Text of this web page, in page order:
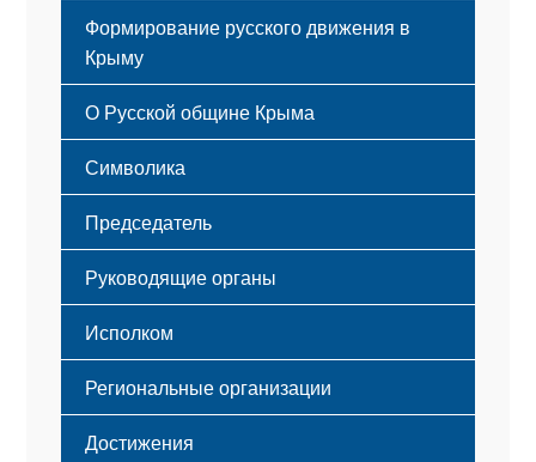
Формирование русского движения в
Крыму
Русский Крым
О Русской общине Крыма
Этапы становления
Принципы деятельности
Структура
Мероприятия
Символика
Флаг
Герб
Гимн
Председатель
Руководящие органы
Исполком
Региональные организации
Достижения